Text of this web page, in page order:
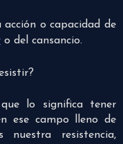
o capacidad de
o del cansancio.
lo significa tener
ese campo lleno de
nuestra resistencia,